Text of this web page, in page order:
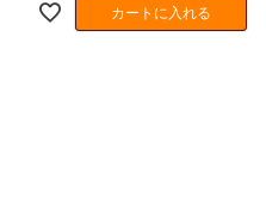
カートに入れる